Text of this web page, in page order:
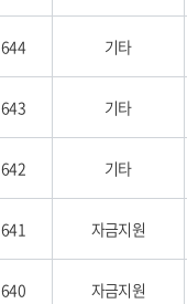
644 기타
643 기타
642 기타
641 자금지원
640 자금지원